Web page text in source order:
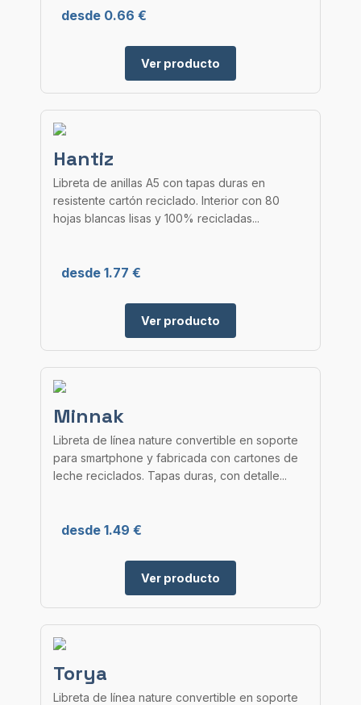
desde 0.66 €
Ver producto
Hantiz
Libreta de anillas A5 con tapas duras en
resistente cartón reciclado. Interior con 80
hojas blancas lisas y 100% recicladas...
desde 1.77 €
Ver producto
Minnak
Libreta de línea nature convertible en soporte
para smartphone y fabricada con cartones de
leche reciclados. Tapas duras, con detalle...
desde 1.49 €
Ver producto
Torya
Libreta de línea nature convertible en soporte